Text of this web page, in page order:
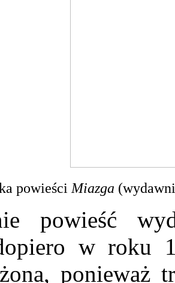
powieściMiazga
powieść
w roku
ponieważ